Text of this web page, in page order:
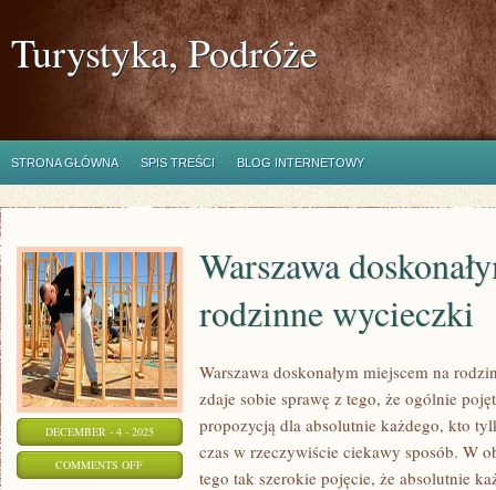
Turystyka, Podróże
STRONA GŁÓWNA SPIS TREŚCI BLOG INTERNETOWY
DECEMBER - 4 - 2025
COMMENTS OFFON
Warszawa
rodzinne wycieczki
Warszawa doskonałym miejscem na
zdaje sobie sprawę z tego, że ogólnie
propozycją dla absolutnie każdego, kto
czas w rzeczywiście ciekawy sposób. W
tego tak szerokie pojęcie, że absolutnie